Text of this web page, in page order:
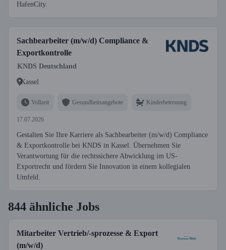
HafenCity.
Sachbearbeiter (m/w/d) Compliance &
Exportkontrolle
KNDS Deutschland
Kassel
Vollzeit Gesundheitsangebote Kinderbetreuung
17.07.2026
Gestalten Sie Ihre Karriere als Sachbearbeiter (m/w/d) Compliance
& Exportkontrolle bei KNDS in Kassel. Übernehmen Sie
Verantwortung für die rechtssichere Abwicklung im US-
Exportrecht und fördern Sie Innovation in einem kollegialen
Umfeld.
844 ähnliche Jobs
Mitarbeiter Vertrieb/-sprozesse & Export
(m/w/d)